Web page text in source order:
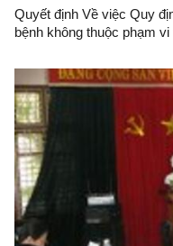
Quyết định Về việc Quy
bệnh không thuộc phạm
bàn tỉnh Lạng Sơn